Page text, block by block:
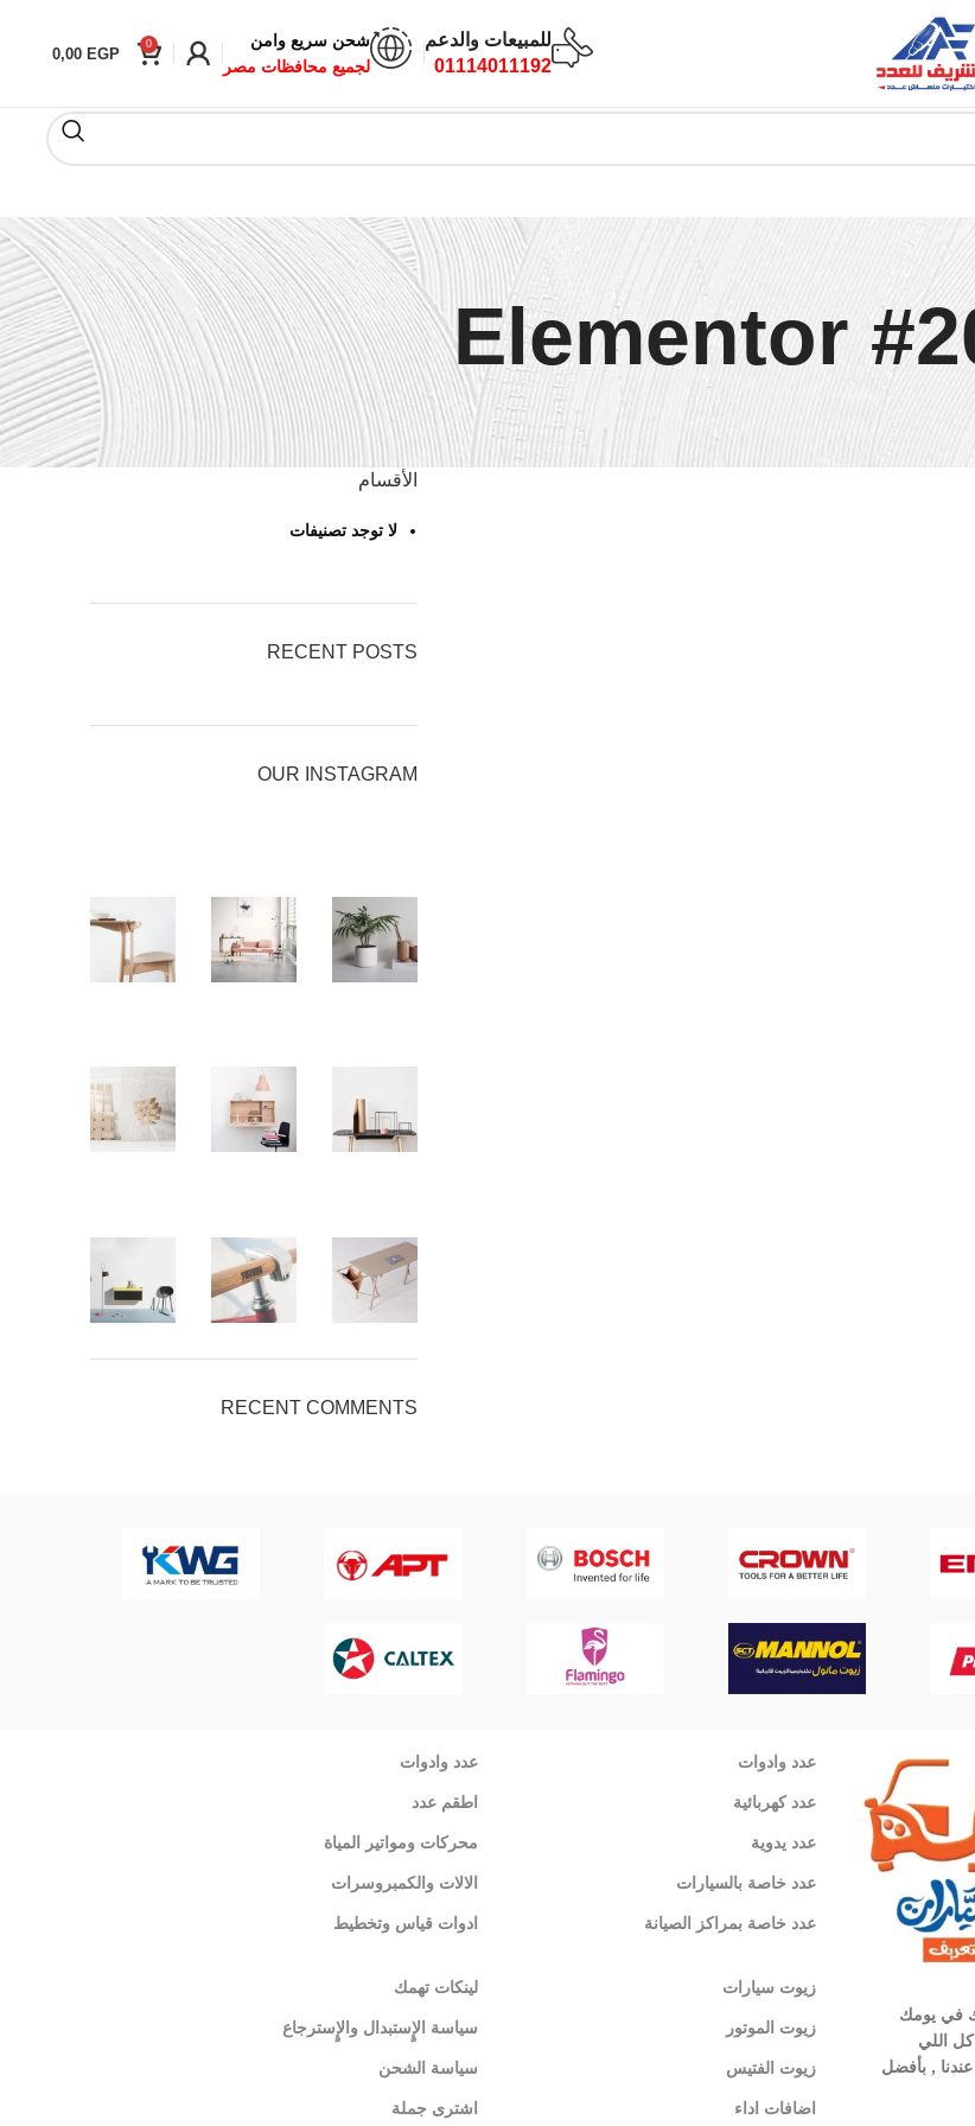
للمبيعات والدعم
01114011192
شحن سريع وامن
لجميع محافظات مصر
0
0,00 EGP
Elementor
الأقسام
لا توجد تصنيفات
RECENT POSTS
OUR INSTAGRAM
RECENT COMMENTS
في يومك
اللي
, بأفضل
عدد وادوات
عدد كهربائية
عدد يدوية
عدد خاصة بالسيارات
عدد خاصة بمراكز الصيانة
زيوت سيارات
زيوت الموتور
زيوت الفتيس
اضافات اداء
عدد وادوات
اطقم عدد
محركات ومواتير المياة
الالات والكمبروسرات
ادوات قياس وتخطيط
لينكات تهمك
سياسة الإٍستبدال والإٍسترجاع
سياسة الشحن
اشترى جملة